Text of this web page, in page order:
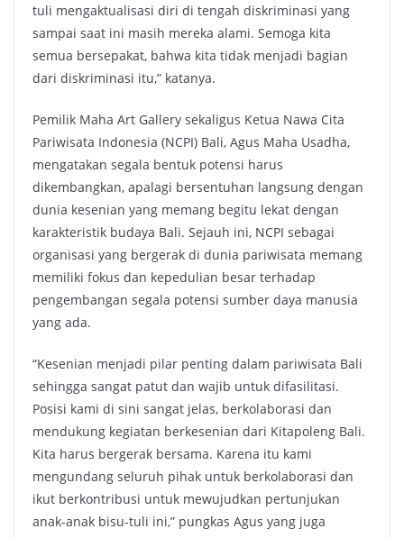
tuli mengaktualisasi diri di tengah diskriminasi yang
sampai saat ini masih mereka alami. Semoga kita
semua bersepakat, bahwa kita tidak menjadi bagian
dari diskriminasi itu,” katanya.
Pemilik Maha Art Gallery sekaligus Ketua Nawa Cita
Pariwisata Indonesia (NCPI) Bali, Agus Maha Usadha,
mengatakan segala bentuk potensi harus
dikembangkan, apalagi bersentuhan langsung dengan
dunia kesenian yang memang begitu lekat dengan
karakteristik budaya Bali. Sejauh ini, NCPI sebagai
organisasi yang bergerak di dunia pariwisata memang
memiliki fokus dan kepedulian besar terhadap
pengembangan segala potensi sumber daya manusia
yang ada.
“Kesenian menjadi pilar penting dalam pariwisata Bali
sehingga sangat patut dan wajib untuk difasilitasi.
Posisi kami di sini sangat jelas, berkolaborasi dan
mendukung kegiatan berkesenian dari Kitapoleng Bali.
Kita harus bergerak bersama. Karena itu kami
mengundang seluruh pihak untuk berkolaborasi dan
ikut berkontribusi untuk mewujudkan pertunjukan
anak-anak bisu-tuli ini,” pungkas Agus yang juga